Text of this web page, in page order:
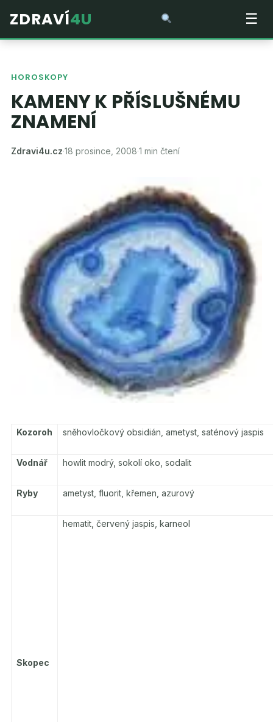
ZDRAVÍ4U ☰
HOROSKOPY
KAMENY K PŘÍSLUŠNÉMU
ZNAMENÍ
Zdravi4u.cz·18 prosince, 2008·1 min čtení
Kozoroh sněhovločkový obsidián, ametyst, saténový jaspis
Vodnář howlit modrý, sokolí oko, sodalit
Ryby ametyst, fluorit, křemen, azurový
Skopec
hematit, červený jaspis, karneol